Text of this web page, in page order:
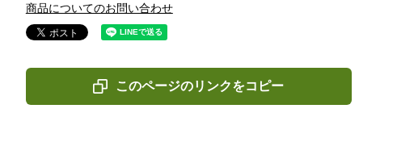
商品についてのお問い合わせ
このページのリンクをコピー